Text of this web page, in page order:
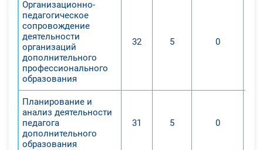
Организационно-
педагогическое
сопровождение
деятельности
организаций
дополнительного
профессионального
образования
32 5 0
Планирование и
анализ деятельности
педагога
дополнительного
образования
31 5 0